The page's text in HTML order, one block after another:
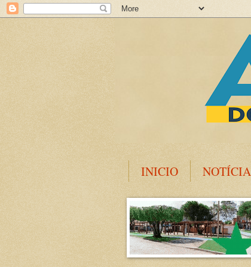
INICIO